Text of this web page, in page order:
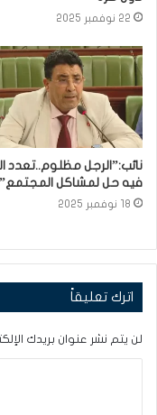
22 نوفمبر 2025
نائب:”الرجل مظلوم..تعدد
فيه حل لمشاكل المجتمع”
18 نوفمبر 2025
اترك تعليقاً
لن يتم نشر عنوان بريدك